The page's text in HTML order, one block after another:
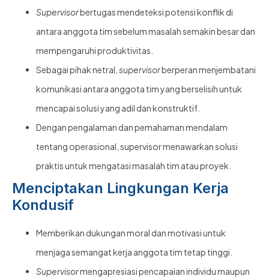
Supervisorbertugas mendeteksi potensi konflik di
antara anggota tim sebelum masalah semakin besar dan
mempengaruhi produktivitas.
Sebagai pihak netral, supervisorberperan menjembatani
komunikasi antara anggota tim yang berselisih untuk
mencapai solusi yang adil dan konstruktif.
Dengan pengalaman dan pemahaman mendalam
tentang operasional, supervisor menawarkan solusi
praktis untuk mengatasi masalah tim atau proyek.
Menciptakan Lingkungan Kerja
Kondusif
Memberikan dukungan moral dan motivasi untuk
menjaga semangat kerja anggota tim tetap tinggi.
Supervisormengapresiasi pencapaian individu maupun